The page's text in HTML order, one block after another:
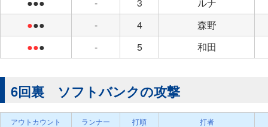
●●● - 4
森野
●●● - 5 和田
6回裏 ソフトバンクの攻撃
アウトカウント ランナー 打順 打者